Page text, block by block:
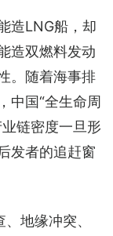
造LNG船，却
造双燃料发动
。随着海事排
中国“全生命周
链密度一旦形
发者的追赶窗
地缘冲突、